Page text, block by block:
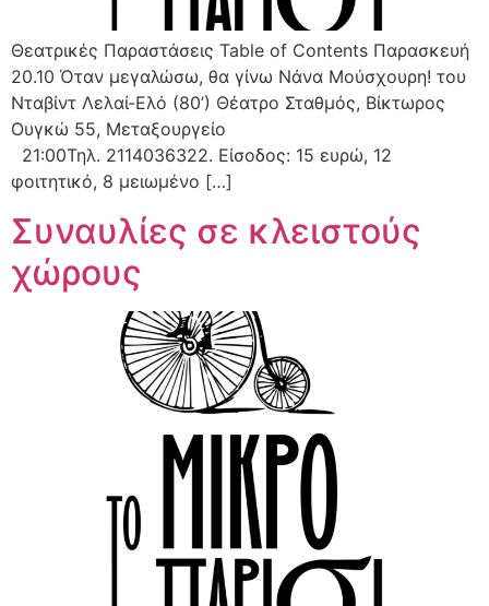
Θεατρικές Παραστάσεις Table of Contents Παρασκευή
20.10 Όταν μεγαλώσω, θα γίνω Νάνα Μούσχουρη! του
Νταβίντ Λελαί-Ελό (80’) Θέατρο Σταθμός, Βίκτωρος
Ουγκώ 55, Μεταξουργείο
21:00Τηλ. 2114036322. Είσοδος: 15 ευρώ, 12
φοιτητικό, 8 μειωμένο […]
Συναυλίες σε κλειστούς
χώρους